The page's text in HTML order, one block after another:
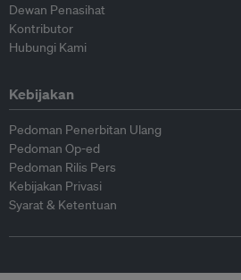
Dewan Penasihat
Kontributor
Hubungi Kami
Kebijakan
Pedoman Penerbitan Ulang
Pedoman Op-ed
Pedoman Rilis Pers
Kebijakan Privasi
Syarat & Ketentuan